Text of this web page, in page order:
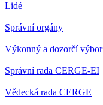
Lidé
Správní orgány
Výkonný a dozorčí výbor
Správní rada CERGE-EI
Vědecká rada CERGE